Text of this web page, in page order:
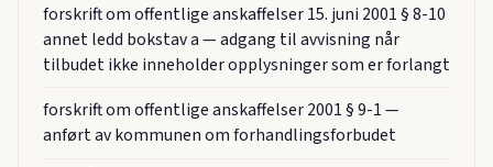
forskrift om offentlige anskaffelser 15. juni 2001 § 8-10
annet ledd bokstav a — adgang til avvisning når
tilbudet ikke inneholder opplysninger som er forlangt
forskrift om offentlige anskaffelser 2001 § 9-1 —
anført av kommunen om forhandlingsforbudet